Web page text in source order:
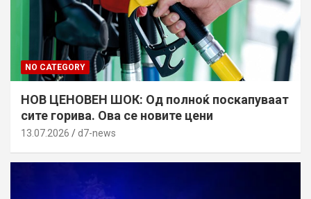
NO CATEGORY
НОВ ЦЕНОВЕН ШОК: Од полноќ поскапуваат
сите горива. Ова се новите цени
13.07.2026 d7-news